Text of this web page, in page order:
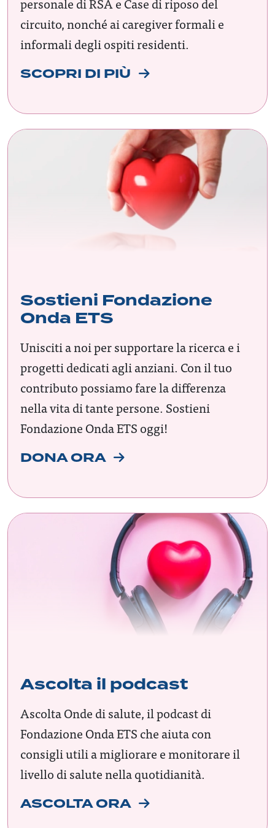
circuito, nonché ai caregiver formali e
informali degli ospiti residenti.
SCOPRI DI PIÙ
Sostieni Fondazione
Onda ETS
Unisciti a noi per supportare la ricerca e i
progetti dedicati agli anziani. Con il tuo
contributo possiamo fare la differenza
nella vita di tante persone. Sostieni
Fondazione Onda ETS oggi!
DONA ORA
Ascolta il podcast
Ascolta Onde di salute, il podcast di
Fondazione Onda ETS che aiuta con
consigli utili a migliorare e monitorare il
livello di salute nella quotidianità.
ASCOLTA ORA